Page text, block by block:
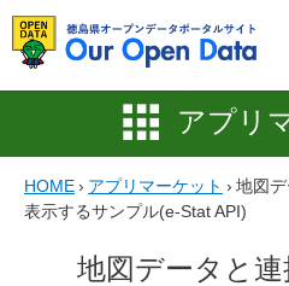
アプリ
HOME› アプリマーケット › 地図
表示するサンプル(e-Stat API)
地図データと